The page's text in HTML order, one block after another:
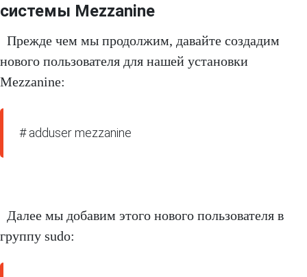
системы Mezzanine
Прежде чем мы продолжим, давайте создадим
нового пользователя для нашей установки
Mezzanine:
# adduser mezzanine
Далее мы добавим этого нового пользователя в
группу sudo: